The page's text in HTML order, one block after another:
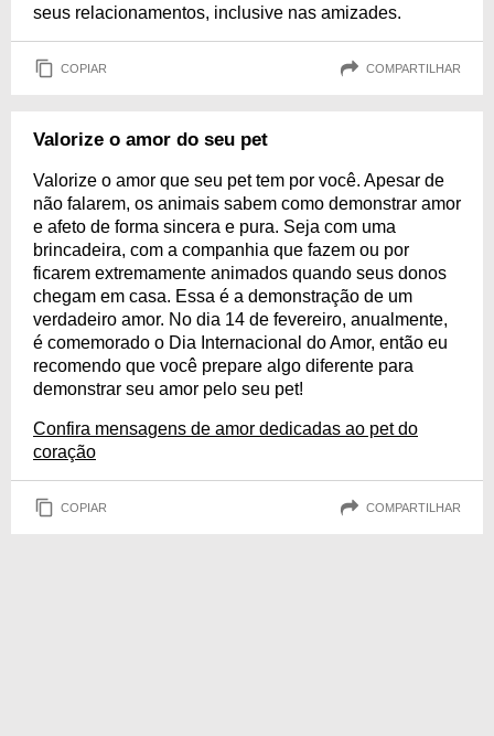
seus relacionamentos, inclusive nas amizades.
COPIAR COMPARTILHAR
Valorize o amor do seu pet
Valorize o amor que seu pet tem por você. Apesar de
não falarem, os animais sabem como demonstrar amor
e afeto de forma sincera e pura. Seja com uma
brincadeira, com a companhia que fazem ou por
ficarem extremamente animados quando seus donos
chegam em casa. Essa é a demonstração de um
verdadeiro amor. No dia 14 de fevereiro, anualmente,
é comemorado o Dia Internacional do Amor, então eu
recomendo que você prepare algo diferente para
demonstrar seu amor pelo seu pet!
Confira mensagens de amor dedicadas ao pet do
coração
COPIAR COMPARTILHAR